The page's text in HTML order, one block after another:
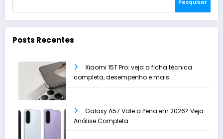
Pesquisar
Posts Recentes
Xiaomi 15T Pro: veja a ficha técnica
completa, desempenho e mais
Galaxy A57 Vale a Pena em 2026? Veja
Análise Completa